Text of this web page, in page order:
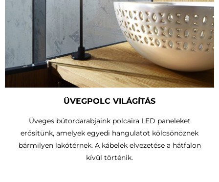
ÜVEGPOLC VILÁGÍTÁS
Üveges bútordarabjaink polcaira LED paneleket
erősítünk, amelyek egyedi hangulatot kölcsönöznek
bármilyen lakótérnek. A kábelek elvezetése a hátfalon
kívül történik.